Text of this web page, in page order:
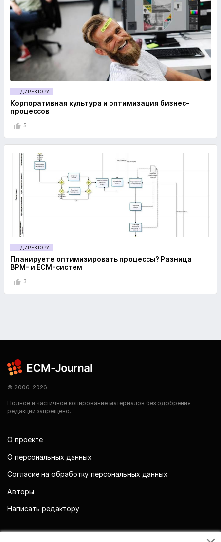
IT-ДИРЕКТОРУ
Корпоративная культура и оптимизация бизнес-
процессов
5
IT-ДИРЕКТОРУ
Планируете оптимизировать процессы? Разница
BPM- и ECM-систем
3
© 2006-2026
Полное и частичное копирование материалов без одобрения
редакции запрещено.
О проекте
О персональных данных
Согласие на обработку персональных данных
Авторы
Написать редактору